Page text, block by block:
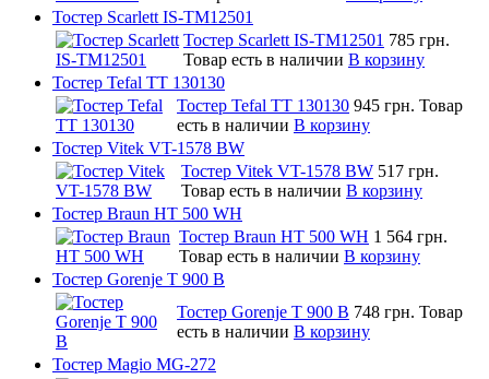
Тостер Scarlett IS-TM12501
Тостер Scarlett IS-TM12501 785 грн.
Товар есть в наличии В корзину
Тостер Tefal TT 130130
Тостер Tefal TT 130130 945 грн. Товар
есть в наличии В корзину
Тостер Vitek VT-1578 BW
Тостер Vitek VT-1578 BW 517 грн.
Товар есть в наличии В корзину
Тостер Braun HT 500 WH
Тостер Braun HT 500 WH 1 564 грн.
Товар есть в наличии В корзину
Тостер Gorenje T 900 B
Тостер Gorenje T 900 B 748 грн. Товар
есть в наличии В корзину
Тостер Magio MG-272